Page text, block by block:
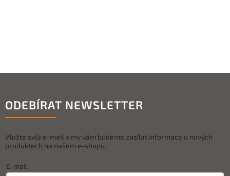
ODEBÍRAT NEWSLETTER
Vložte svůj e-mail a my vám budeme zasílat informace o nových
produktech na našem e-shopu.
E-mail